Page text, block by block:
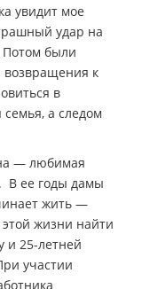
увидит мое
удар на
Потом были
к
в
а следом
— любимая
В ее годы дамы
жить —
жизни найти
и 25-летней
участии